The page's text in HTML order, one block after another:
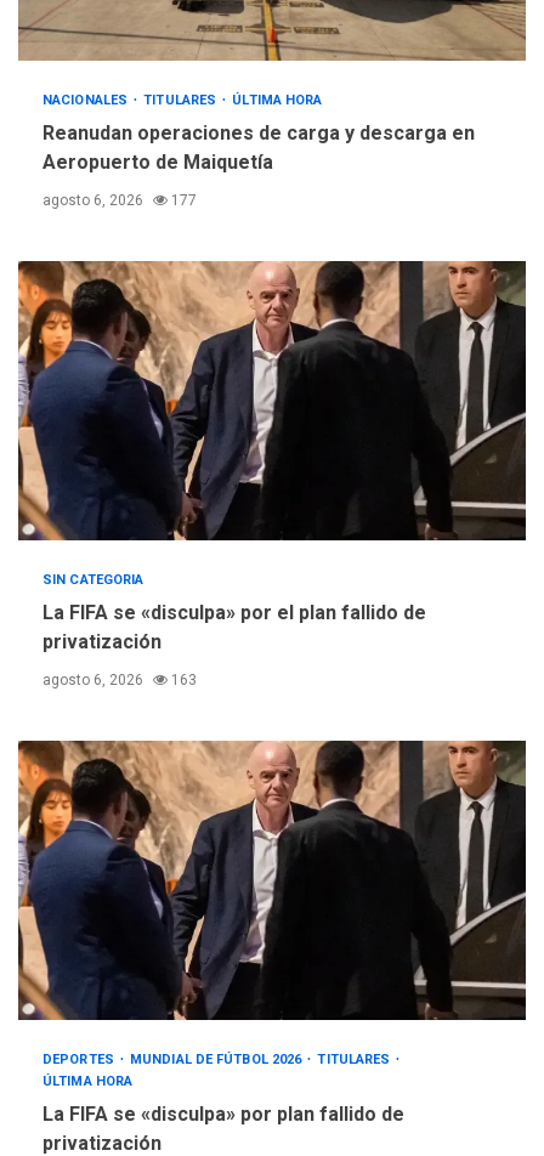
3
sauditas
REGIONALES ÚLTIMA HORA
Instituciones estadales se
suman al Plan Agosto de
5
ÚLTIMA HORA
Concejo Municipal de
Mariño respalda a Cámara
de Comercio para reforma
de Ley de Puerto Libre
NACIONALES TITULARES ÚLTIMA HORA
Reanudan operaciones de carga y descarga en
Aeropuerto de Maiquetía
agosto 6, 2026 177
SIN CATEGORIA
La FIFA se «disculpa» por el plan fallido de
privatización
agosto 6, 2026 163
DEPORTES MUNDIAL DE FÚTBOL 2026
TITULARES
ÚLTIMA HORA
La FIFA se «disculpa» por plan fallido de
privatización